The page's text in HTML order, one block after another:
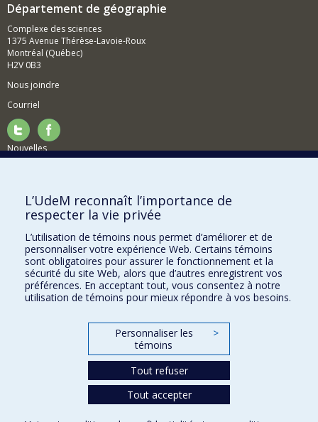
Département de géographie
Complexe des sciences
1375 Avenue Thérèse-Lavoie-Roux
Montréal (Québec)
H2V 0B3
Nous joindre
Courriel
Nouvelles
Comment soutenir le Département?
BESOIN D'AIDE?
Plan du site
Signaler une erreur
Accessibilité
FACULTÉ DES ARTS ET DES SCIENCES
Nos départements et écoles
L’UdeM reconnaît l’importance de
respecter la vie privée
L’utilisation de témoins nous permet d’améliorer et de
personnaliser votre expérience Web. Certains témoins
sont obligatoires pour assurer le fonctionnement et la
sécurité du site Web, alors que d’autres enregistrent vos
préférences. En acceptant tout, vous consentez à notre
utilisation de témoins pour mieux répondre à vos besoins.
Personnaliser les
témoins
>
Tout refuser
Tout accepter